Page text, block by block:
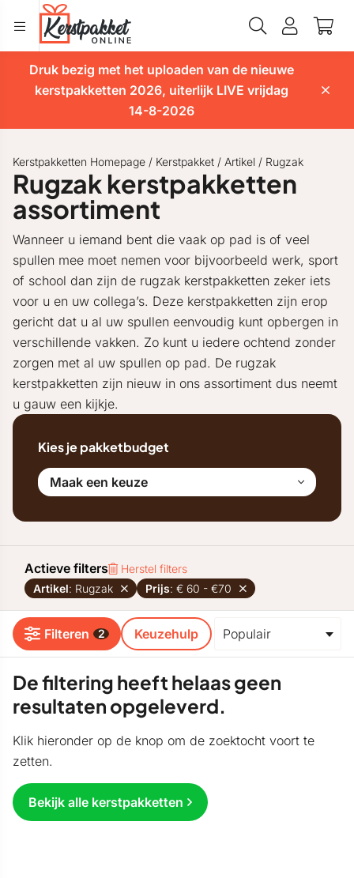
Druk bezig met het uploaden van de nieuwe
kerstpakketten 2026, uiterlijk LIVE vrijdag
14-8-2026
Kerstpakketten Homepage / Kerstpakket / Artikel / Rugzak
Rugzak kerstpakketten
assortiment
Wanneer u iemand bent die vaak op pad is of veel
spullen mee moet nemen voor bijvoorbeeld werk, sport
of school dan zijn de rugzak kerstpakketten zeker iets
voor u en uw collega’s. Deze kerstpakketten zijn erop
gericht dat u al uw spullen eenvoudig kunt opbergen in
verschillende vakken. Zo kunt u iedere ochtend zonder
zorgen met al uw spullen op pad. De rugzak
kerstpakketten zijn nieuw in ons assortiment dus neemt
u gauw een kijkje.
Kies je pakketbudget
Maak een keuze
Actieve filters
Herstel filters
Artikel: Rugzak Prijs: € 60 - €70
Filteren 2 Keuzehulp
De filtering heeft helaas geen
resultaten opgeleverd.
Klik hieronder op de knop om de zoektocht voort te
zetten.
Bekijk alle kerstpakketten